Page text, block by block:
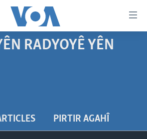
RADYOYÊ YÊN
Navê xwe tomarPIRTIR AGAHÎ